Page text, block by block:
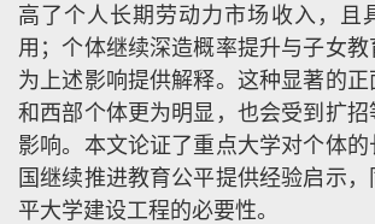
高了个人长期劳动力市场收入，且
用；个体继续深造概率提升与子女教
为上述影响提供解释。这种显著的
和西部个体更为明显，也会受到扩
影响。本文论证了重点大学对个体
国继续推进教育公平提供经验启示
平大学建设工程的必要性。